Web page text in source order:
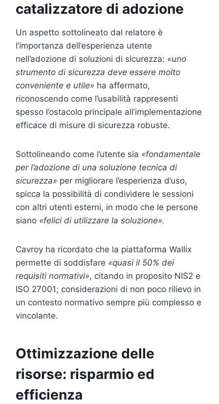
catalizzatore di adozione
Un aspetto sottolineato dal relatore è
l’importanza dell’esperienza utente
nell’adozione di soluzioni di sicurezza: «uno
strumento di sicurezza deve essere molto
conveniente e utile» ha affermato,
riconoscendo come l’usabilità rappresenti
spesso l’ostacolo principale all’implementazione
efficace di misure di sicurezza robuste.
Sottolineando come l’utente sia «fondamentale
per l’adozione di una soluzione tecnica di
sicurezza» per migliorare l’esperienza d’uso,
spicca la possibilità di condividere le sessioni
con altri utenti esterni, in modo che le persone
siano «felici di utilizzare la soluzione».
Cavroy ha ricordato che la piattaforma Wallix
permette di soddisfare «quasi il 50% dei
requisiti normativi», citando in proposito NIS2 e
ISO 27001; considerazioni di non poco rilievo in
un contesto normativo sempre più complesso e
vincolante.
Ottimizzazione delle
risorse: risparmio ed
efficienza